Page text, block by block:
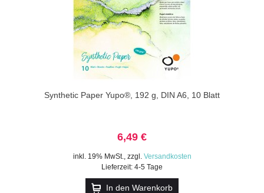
Synthetic Paper Yupo®, 192 g, DIN A6, 10 Blatt
6,49 €
inkl. 19% MwSt., zzgl. Versandkosten
Lieferzeit: 4-5 Tage
In den Warenkorb